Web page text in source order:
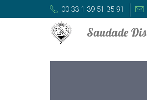
00 33 1 39 51 35 91